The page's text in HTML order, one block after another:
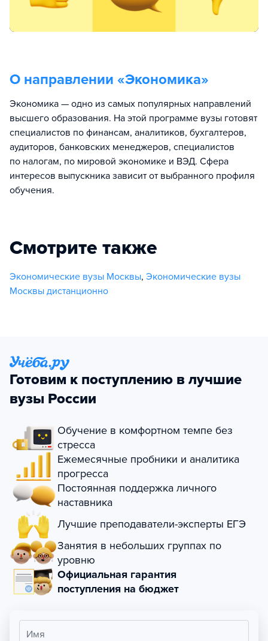
О направлении «Экономика»
Экономика — одно из самых популярных направлений
высшего образования. На этой программе вузы готовят
специалистов по финансам, аналитиков, бухгалтеров,
аудиторов, банковских менеджеров, специалистов
по налогам, по мировой экономике и ВЭД. Сфера
интересов выпускника зависит от выбранного профиля
обучения.
Смотрите также
Экономические вузы Москвы, Экономические вузы
Москвы дистанционно
Готовим к поступлению в лучшие
вузы России
Обучение в комфортном темпе без
стресса
Ежемесячные пробники и аналитика
прогресса
Постоянная поддержка личного
наставника
Лучшие преподаватели-эксперты ЕГЭ
Занятия в небольших группах по
уровню
Официальная гарантия
поступления на бюджет
Имя